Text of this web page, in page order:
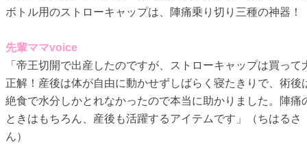
ボトル用のストローキャップは、陣痛乗り切り三種の神器！
先輩ママvoice
「帝王切開で出産したのですが、ストローキャップは買って
正解！産後は体が自由に動かせずしばらく寝たきりで、術後
絶食で水分しかとれなかったので本当に助かりました。陣痛
ときはもちろん、産後も活躍するアイテムです」（ちはるさ
ん）